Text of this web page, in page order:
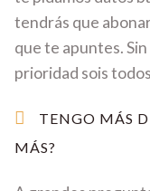
tendrás que
que te apuntes.
prioridad sois
TENGO MÁS
MÁS?